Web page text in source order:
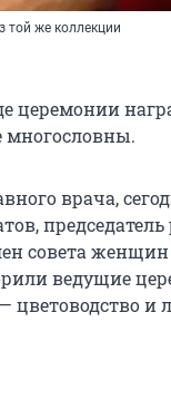
той же коллекции
церемонии
многословны.
врача,
совета
ведущие
цветоводство